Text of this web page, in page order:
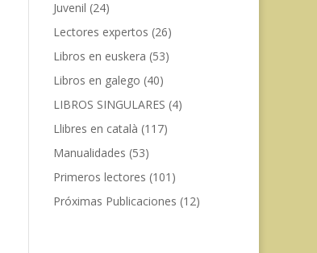
Juvenil (24)
Lectores expertos (26)
Libros en euskera (53)
Libros en galego (40)
LIBROS SINGULARES (4)
Llibres en català (117)
Manualidades (53)
Primeros lectores (101)
Próximas Publicaciones (12)